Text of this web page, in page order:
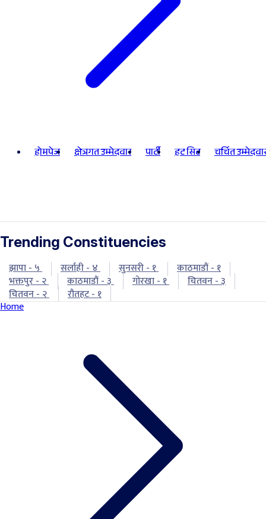
होमपेज क्षेत्रगत उम्मेदवार पार्टी हट सिट चर्चित
Trending Constituencies
झापा - ५ सर्लाही - ४ सुनसरी - १
काठमाडौं - १
भक्तपुर - २
काठमाडौं - ३ गोरखा - १
चितवन - ३
चितवन - २
रौतहट - १
Home